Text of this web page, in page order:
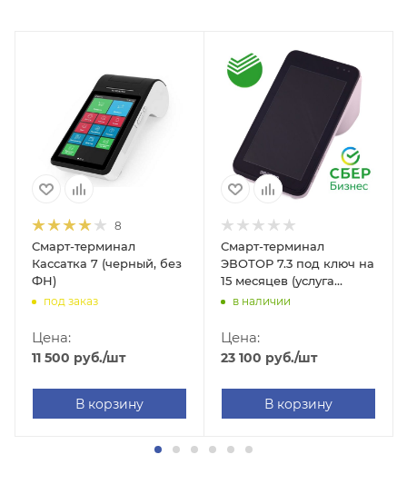
8
Смарт-терминал
Кассатка 7 (черный, без
ФН)
под заказ
Цена:
11 500 руб./шт
В корзину
Смарт-терминал
ЭВОТОР 7.3 под ключ на
15 месяцев (услуга
регистрации, ФН на 15
месяцев), акция СБЕР
в наличии
Цена:
23 100 руб./шт
В корзину